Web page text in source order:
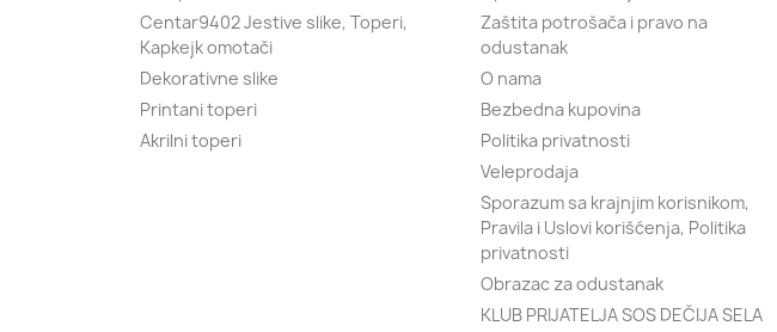
Centar9402 Jestive slike, Toperi,
Kapkejk omotači
Dekorativne slike
Printani toperi
Akrilni toperi
Zaštita potrošača i pravo na
odustanak
O nama
Bezbedna kupovina
Politika privatnosti
Veleprodaja
Sporazum sa krajnjim korisnikom,
Pravila i Uslovi korišćenja, Politika
privatnosti
Obrazac za odustanak
KLUB PRIJATELJA SOS DEČIJA SELA